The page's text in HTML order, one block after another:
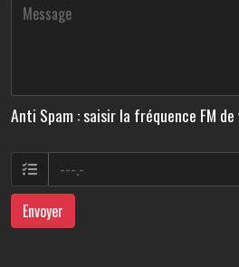
Anti Spam : saisir la fréquence FM
Envoyer